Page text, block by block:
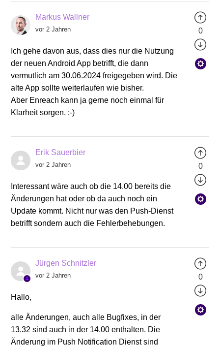
Markus Wallner
vor 2 Jahren
Ich gehe davon aus, dass dies nur die Nutzung
der neuen Android App betrifft, die dann
vermutlich am 30.06.2024 freigegeben wird. Die
alte App sollte weiterlaufen wie bisher.
Aber Enreach kann ja gerne noch einmal für
Klarheit sorgen. ;-)
0
Erik Sauerbier
vor 2 Jahren
Interessant wäre auch ob die 14.00 bereits die
Änderungen hat oder ob da auch noch ein
Update kommt. Nicht nur was den Push-Dienst
betrifft sondern auch die Fehlerbehebungen.
0
Jürgen Schnitzler
vor 2 Jahren
Hallo,
alle Änderungen, auch alle Bugfixes, in der
13.32 sind auch in der 14.00 enthalten. Die
Änderung im Push Notification Dienst sind
0